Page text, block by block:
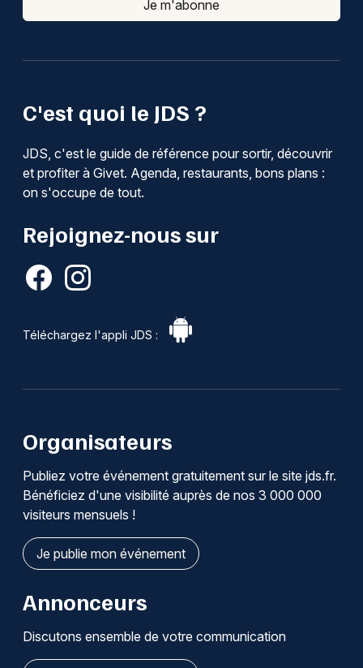
C'est quoi le JDS ?
JDS, c'est le guide de référence pour sortir, découvrir
et profiter à Givet. Agenda, restaurants, bons plans :
on s'occupe de tout.
Rejoignez-nous sur
Téléchargez l'appli JDS :
Je m'abonne
Organisateurs
Publiez votre événement gratuitement sur le site jds.fr.
Bénéficiez d'une visibilité auprès de nos 3 000 000
visiteurs mensuels !
Je publie mon événement
Annonceurs
Discutons ensemble de votre communication